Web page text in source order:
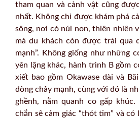
tham quan và cảnh vật cũng
nhất. Không chỉ được khám phá
sông, nơi có núi non, thiên nhiên
mà du khách còn được trải qua
mạnh”. Không giống như những
yên lặng khác, hành trình B gồm
xiết bao gồm Okawase dài và
dòng chảy mạnh, cùng với đó là
ghềnh, nằm quanh co gấp
chắn sẽ cảm giác “thót tim” và